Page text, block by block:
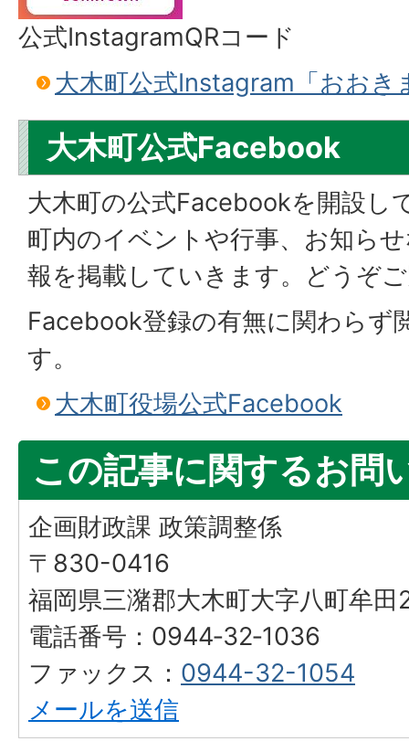
公式InstagramQRコード
大木町公式Instagram「おおき
大木町公式Facebook
大木町の公式Facebookを開設し
町内のイベントや行事、お知ら
報を掲載していきます。どうぞ
Facebook登録の有無に関わらず
す。
大木町役場公式Facebook
この記事に関するお問
企画財政課 政策調整係
〒830-0416
福岡県三潴郡大木町大字八町牟
電話番号：0944‐32‐1036
ファックス： 0944-32-1054
メールを送信